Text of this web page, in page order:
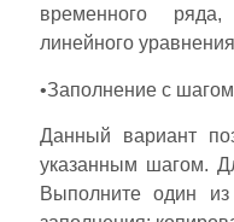
временного
линейного
•Заполнение с шагом
Данный вариант
указанным шагом.
Выполните один из